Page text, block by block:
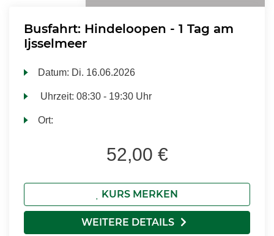
Busfahrt: Hindeloopen - 1 Tag am
Ijsselmeer
Datum: Di. 16.06.2026
Uhrzeit:08:30 - 19:30 Uhr
Ort:
52,00 €
KURS MERKEN
WEITERE DETAILS